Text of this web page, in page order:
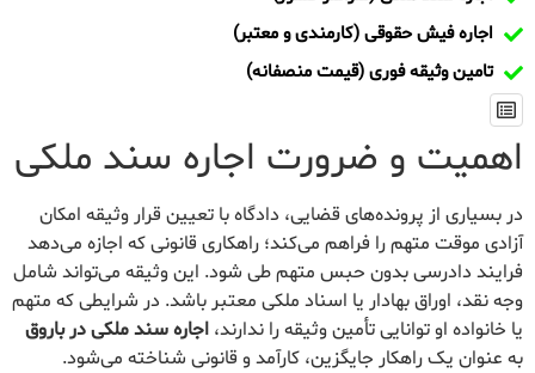
اجاره فیش حقوقی (کارمندی و معتبر)
تامین وثیقه فوری (قیمت منصفانه)
اهمیت و ضرورت اجاره سند ملکی
در بسیاری از پرونده‌های قضایی، دادگاه با تعیین قرار وثیقه امکان
آزادی موقت متهم را فراهم می‌کند؛ راهکاری قانونی که اجازه می‌دهد
فرایند دادرسی بدون حبس متهم طی شود. این وثیقه می‌تواند شامل
وجه نقد، اوراق بهادار یا اسناد ملکی معتبر باشد. در شرایطی که متهم
یا خانواده او توانایی تأمین وثیقه را ندارند، اجاره سند ملکی در باروق
به عنوان یک راهکار جایگزین، کارآمد و قانونی شناخته می‌شود.